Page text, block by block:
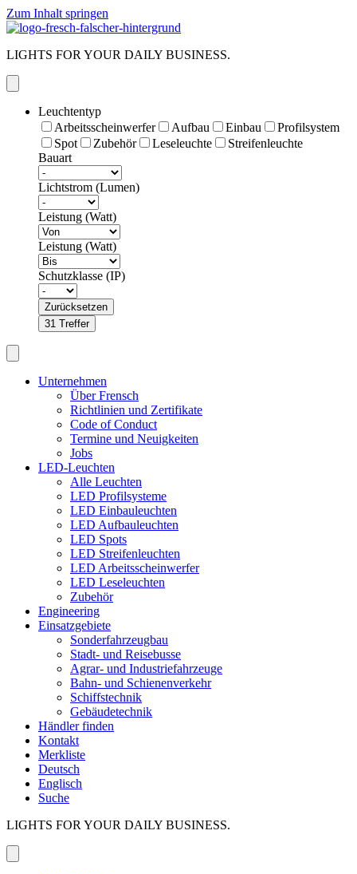
Zum Inhalt springen
LIGHTS FOR YOUR DAILY BUSINESS.
Leuchtentyp
Arbeitsscheinwerfer
Aufbau Einbau
Profilsystem
Spot
Zubehör Leseleuchte
Streifenleuchte
Bauart
Lichtstrom (Lumen)
Leistung (Watt)
Leistung (Watt)
Schutzklasse (IP)
Zurücksetzen
31 Treffer
Unternehmen
Über Frensch
Richtlinien und Zertifikate
Code of Conduct
Termine und Neuigkeiten
Jobs
LED-Leuchten
Alle Leuchten
LED Profilsysteme
LED Einbauleuchten
LED Aufbauleuchten
LED Spots
LED Streifenleuchten
LED Arbeitsscheinwerfer
LED Leseleuchten
Zubehör
Engineering
Einsatzgebiete
Sonderfahrzeugbau
Stadt- und Reisebusse
Agrar- und Industriefahrzeuge
Bahn- und Schienenverkehr
Schiffstechnik
Gebäudetechnik
Händler finden
Kontakt
Merkliste
Deutsch
Englisch
Suche
LIGHTS FOR YOUR DAILY BUSINESS.